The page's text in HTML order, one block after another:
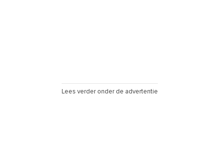
Lees verder onder de advertentie